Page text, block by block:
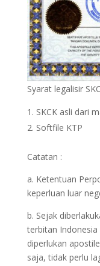
Syarat legalisir
SKCK asli dari
Softfile KTP
Catatan :
a. Ketentuan
keperluan luar
b. Sejak
terbitan Indonesia
diperlukan
saja, tidak perlu